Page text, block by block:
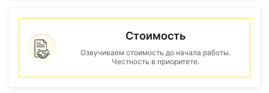
Стоимость
Озвучиваем стоимость до начала работы.
Честность в приоритете.